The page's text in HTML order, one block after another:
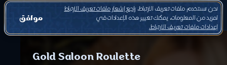
Gold Saloon Roulette
نحن نستخدم ملفات تعريف الارتباط، راجع إشعار ملفات تعريف الارتباط
لمزيد من المعلومات، يمكنك تغيير هذه الإعدادات في
إعدادات ملفات تعريف الارتباط.
موافق